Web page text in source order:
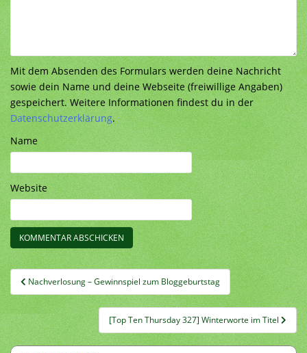
Mit dem Absenden des Formulars werden deine Nachricht
sowie dein Name und deine Webseite (freiwillige Angaben)
gespeichert. Weitere Informationen findest du in der
Datenschutzerklärung.
Name
Website
Beitragsnavigation
Nachverlosung – Gewinnspiel zum Bloggeburtstag
[Top Ten Thursday 327] Winterworte im Titel